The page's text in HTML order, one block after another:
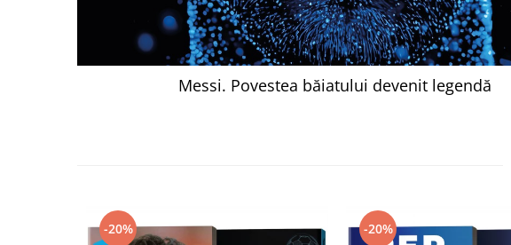
Messi. Povestea băiatului devenit legendă
-20% -20%